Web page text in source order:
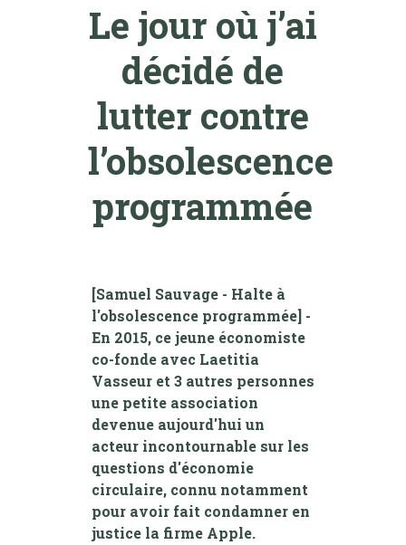
Le jour où j’ai
décidé de
lutter contre
l’obsolescence
programmée
[Samuel Sauvage - Halte à
l'obsolescence programmée] -
En 2015, ce jeune économiste
co-fonde avec Laetitia
Vasseur et 3 autres personnes
une petite association
devenue aujourd'hui un
acteur incontournable sur les
questions d'économie
circulaire, connu notamment
pour avoir fait condamner en
justice la firme Apple.